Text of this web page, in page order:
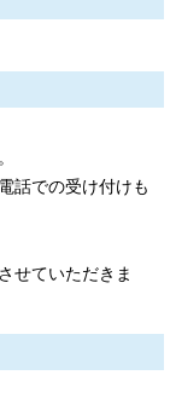
話での受け付けも
せていただきま